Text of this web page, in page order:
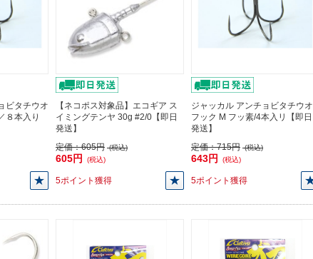
ビタチウオ
本入り
【ネコポス対象品】エコギア ス
イミングテンヤ 30g #2/0【即日
発送】
定価：605円 (税込)
605円 (税込)
5ポイント獲得
ジャッカル アンチョビタチウオ
フック M フッ素/4本入リ【即日
発送】
定価：715円 (税込)
643円 (税込)
5ポイント獲得